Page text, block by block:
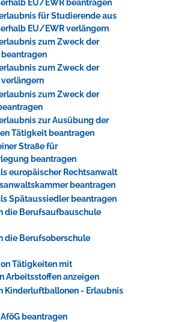
EU/EWR beantragen
für Studierende aus
EU/EWR verlängern
zum Zweck der
zum Zweck der
zum Zweck der
zur Ausübung der
Tätigkeit beantragen
Straße für
beantragen
europäischer Rechtsanwalt
beantragen
Spätaussiedler beantragen
die Berufsaufbauschule
die Berufsoberschule
Tätigkeiten mit
Arbeitsstoffen anzeigen
Kinderluftballonen - Erlaubnis
beantragen